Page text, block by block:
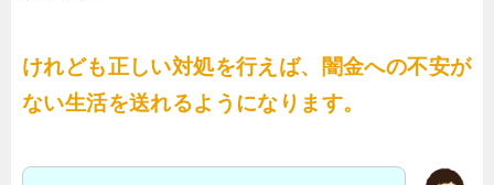
けれども正しい対処を行えば、闇金への不安が
ない生活を送れるようになります。